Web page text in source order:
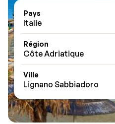
Pays
Italie
Région
Côte Adriatique
Ville
Lignano Sabbiadoro